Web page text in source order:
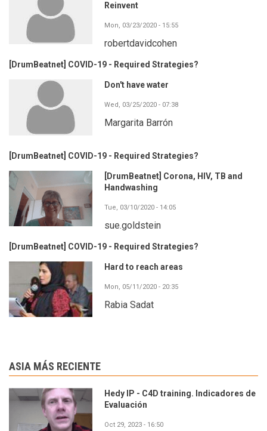
Reinvent
Mon, 03/23/2020 - 15:55
robertdavidcohen
[DrumBeatnet] COVID-19 - Required Strategies?
Don't have water
Wed, 03/25/2020 - 07:38
Margarita Barrón
[DrumBeatnet] COVID-19 - Required Strategies?
[DrumBeatnet] Corona, HIV, TB and
Handwashing
Tue, 03/10/2020 - 14:05
sue.goldstein
[DrumBeatnet] COVID-19 - Required Strategies?
Hard to reach areas
Mon, 05/11/2020 - 20:35
Rabia Sadat
ASIA MÁS RECIENTE
Hedy IP - C4D training. Indicadores de
Evaluación
Oct 29, 2023 - 16:50